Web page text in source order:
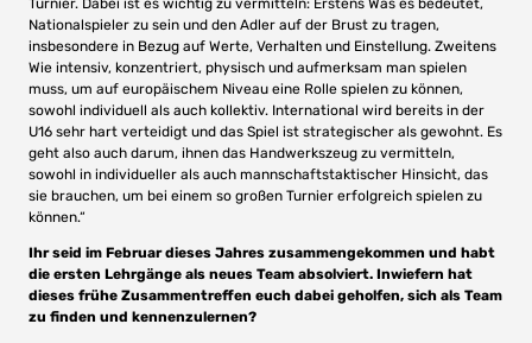
Turnier. Dabei ist es wichtig zu vermitteln: Erstens Was es bedeutet,
Nationalspieler zu sein und den Adler auf der Brust zu tragen,
insbesondere in Bezug auf Werte, Verhalten und Einstellung. Zweitens
Wie intensiv, konzentriert, physisch und aufmerksam man spielen
muss, um auf europäischem Niveau eine Rolle spielen zu können,
sowohl individuell als auch kollektiv. International wird bereits in der
U16 sehr hart verteidigt und das Spiel ist strategischer als gewohnt. Es
geht also auch darum, ihnen das Handwerkszeug zu vermitteln,
sowohl in individueller als auch mannschaftstaktischer Hinsicht, das
sie brauchen, um bei einem so großen Turnier erfolgreich spielen zu
können.“
Ihr seid im Februar dieses Jahres zusammengekommen und habt
die ersten Lehrgänge als neues Team absolviert. Inwiefern hat
dieses frühe Zusammentreffen euch dabei geholfen, sich als Team
zu finden und kennenzulernen?